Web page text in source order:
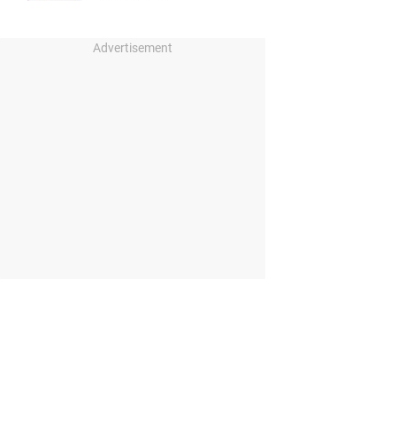
Advertisement